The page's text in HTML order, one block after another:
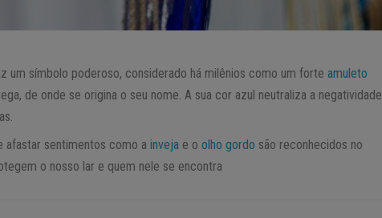
um símbolo poderoso, considerado há milênios como um forteamuleto
de onde se origina o seu nome. A sua cor azul neutraliza a negatividade
afastar sentimentos como ainveja e oolho gordo são reconhecidos no
o nosso lar e quem nele se encontra